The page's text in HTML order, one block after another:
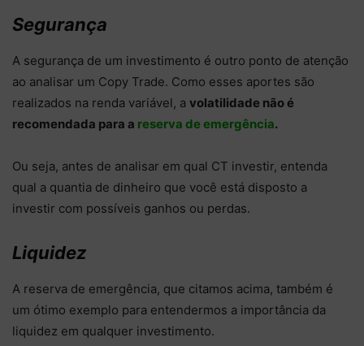
Segurança
A segurança de um investimento é outro ponto de atenção
ao analisar um Copy Trade. Como esses aportes são
realizados na renda variável, a volatilidade não é
recomendada para a reserva de emergência.
Ou seja, antes de analisar em qual CT investir, entenda
qual a quantia de dinheiro que você está disposto a
investir com possíveis ganhos ou perdas.
Liquidez
A reserva de emergência, que citamos acima, também é
um ótimo exemplo para entendermos a importância da
liquidez em qualquer investimento.